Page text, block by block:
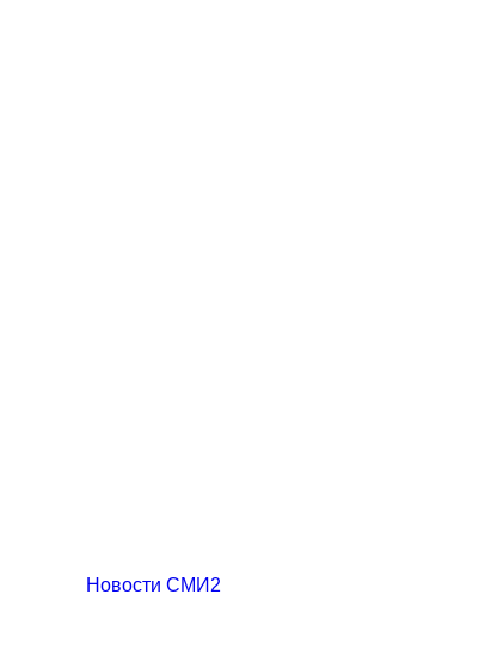
Новости СМИ2